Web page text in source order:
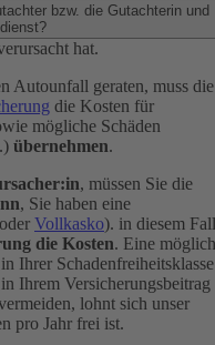
bzw. die Gutachterin und
hat.
Autounfall geraten, muss die
die Kosten für
mögliche Schäden
übernehmen.
, müssen Sie die
, Sie haben eine
oder Vollkasko). in diesem Fall
die Kosten. Eine
Ihrer Schadenfreiheitsklasse
Ihrem Versicherungsbeitrag
lohnt sich unser
pro Jahr frei ist.